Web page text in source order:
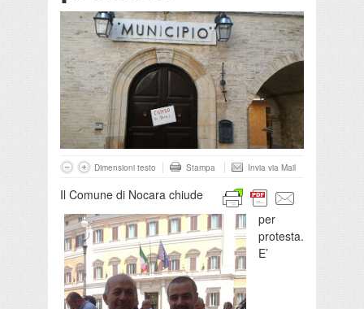
Dimensioni testo Stampa Invia via Mail
Il Comune di Nocara chiude
per
protesta.
E’